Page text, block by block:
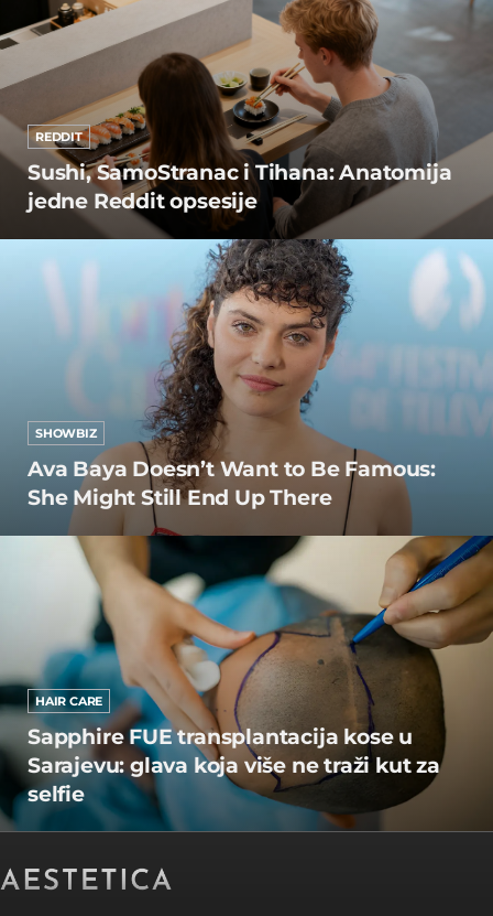
REDDIT
Sushi, SamoStranac i Tihana: Anatomija
jedne Reddit opsesije
SHOWBIZ
Ava Baya Doesn’t Want to Be Famous:
She Might Still End Up There
HAIR CARE
Sapphire FUE transplantacija kose u
Sarajevu: glava koja više ne traži kut za
selfie